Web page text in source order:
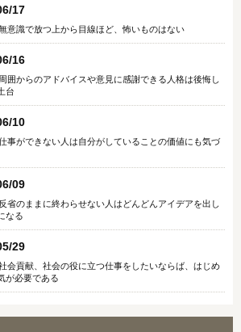
17
意識で放つ上から目線ほど、怖いものはない
16
からのアドバイスや意見に感謝できる人格は後悔し
台
10
ができない人は自分がしていることの価値にも気づ
09
のままに終わらせない人はどんどんアイデアを出し
なる
29
貢献、社会の役に立つ仕事をしたいならば、はじめ
が必要である